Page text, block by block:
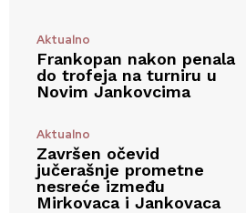
Aktualno
Frankopan nakon penala
do trofeja na turniru u
Novim Jankovcima
Aktualno
Završen očevid
jučerašnje prometne
nesreće između
Mirkovaca i Jankovaca